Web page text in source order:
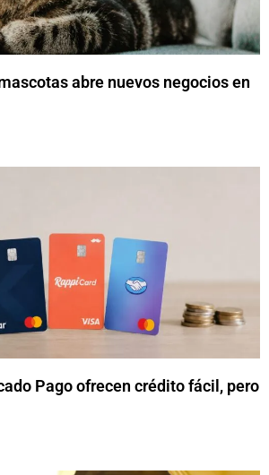
abre nuevos negocios en
Pago ofrecen crédito fácil, pero